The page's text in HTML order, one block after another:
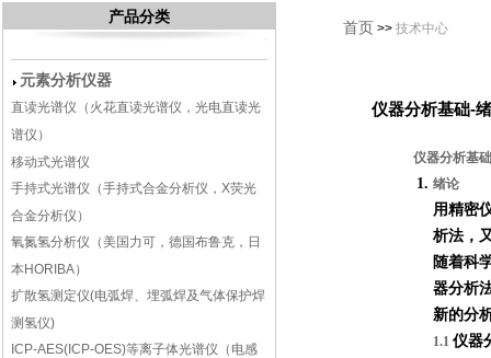
产品分类
元素分析仪器
直读光谱仪（火花直读光谱仪，光电直读光
谱仪）
移动式光谱仪
手持式光谱仪（手持式合金分析仪，X荧光
合金分析仪）
氧氮氢分析仪（美国力可，德国布鲁克，日
本HORIBA）
扩散氢测定仪(电弧焊、埋弧焊及气体保护焊
测氢仪)
ICP-AES(ICP-OES)等离子体光谱仪（电感
首页 >> 技术中心
仪器分析基础-
仪器分析基
绪论
用精密
析法，
随着科
器分析
新的分
1.1 仪器